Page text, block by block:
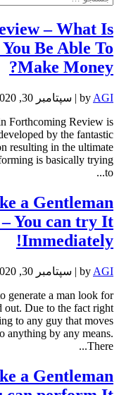
– What Is
Be Able To
Make Money?
by AGI
| سپتامبر 30, 2020
Forthcoming Review is
by the fantastic
resulting in the ultimate
is basically trying
to...
a Gentleman
You can try It
Immediately!
by AGI
| سپتامبر 30, 2020
generate a man look for
out. Due to the fact right
to any guy that moves
anything by any means.
There...
a Gentleman